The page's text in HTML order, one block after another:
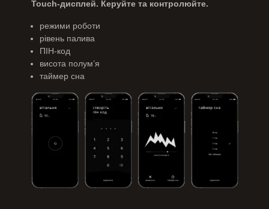
Touch-дисплей. Керуйте та контролюйте.
режими роботи
рівень палива
ПІН-код
висота полум’я
таймер сна